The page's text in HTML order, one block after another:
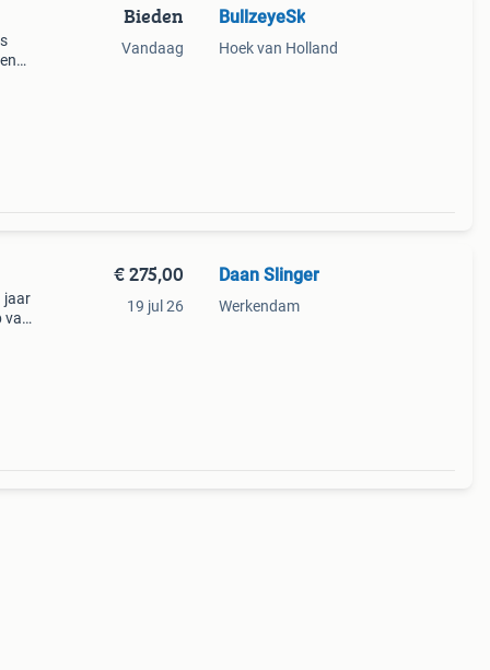
Bieden
Vandaag
BullzeyeSk
Hoek van Holland
jaar
van
€ 275,00
19 jul 26
Daan Slinger
Werkendam